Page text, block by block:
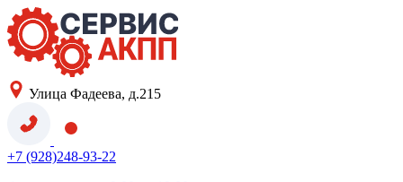
Улица Фадеева, д.215
+7 (928)248-93-22